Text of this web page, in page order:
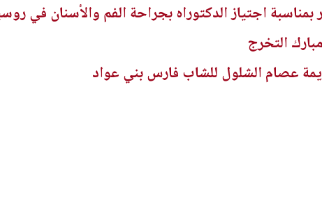
بمناسبة اجتياز الدكتوراه بجراحة الفم والأسنان في
التخرج
عصام الشلول للشاب فارس بني عواد